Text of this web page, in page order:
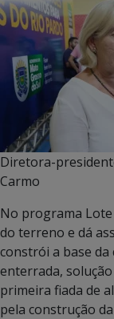
Diretora-
Carmo
No programa
do terreno e dá
constrói a base
enterrada,
primeira fiada de
pela construção